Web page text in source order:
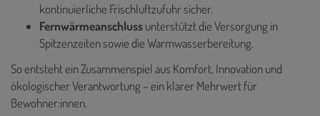
kontinuierliche Frischluftzufuhr sicher.
Fernwärmeanschlussunterstützt die Versorgung in
Spitzenzeiten sowie die Warmwasserbereitung.
So entsteht ein Zusammenspiel aus Komfort, Innovation und
ökologischer Verantwortung – ein klarer Mehrwert für
Bewohner:innen.